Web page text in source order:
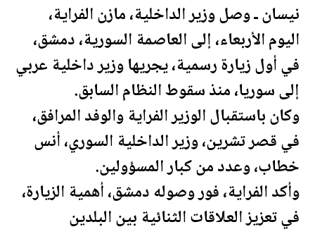
نيسان ـ وصل وزير الداخلية، مازن الفراية،
اليوم الأربعاء، إلى العاصمة السورية، دمشق،
في أول زيارة رسمية، يجريها وزير داخلية عربي
إلىسوريا، منذ سقوط النظام السابق.
وكان باستقبال الوزير الفراية والوفد المرافق،
في قصر تشرين، وزير الداخلية السوري، أنس
خطاب، وعدد من كبار المسؤولين.
وأكد الفراية، فور وصوله دمشق، أهمية الزيارة،
في تعزيز العلاقات الثنائية بين البلدين